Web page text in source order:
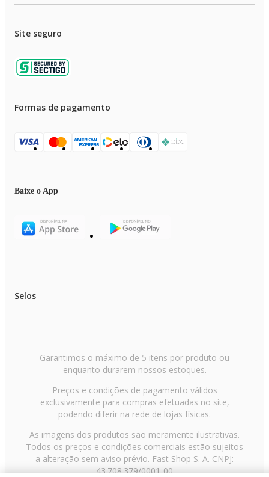
Site seguro
Formas de pagamento
Baixe o App
Selos
Garantimos o máximo de 5 itens por produto ou
enquanto durarem nossos estoques.
Preços e condições de pagamento válidos
exclusivamente para compras efetuadas no site,
podendo diferir na rede de lojas físicas.
As imagens dos produtos são meramente ilustrativas.
Todos os preços e condições comerciais estão sujeitos
a alteração sem aviso prévio. Fast Shop S. A. CNPJ:
43.708.379/0001-00